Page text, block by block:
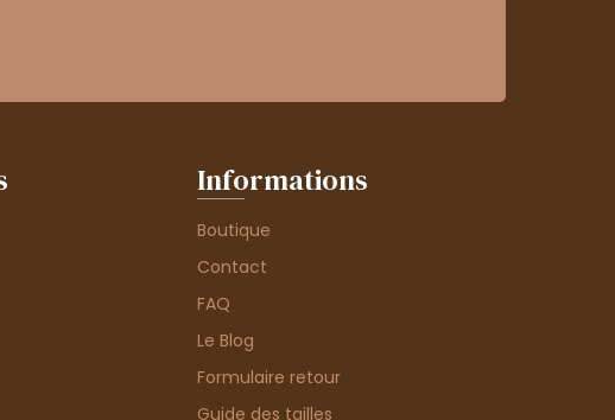
Informations
Boutique
Contact
FAQ
Le Blog
Formulaire retour
Guide des tailles